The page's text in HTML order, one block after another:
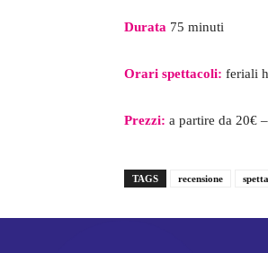
Durata 75 minuti
Orari spettacoli: feriali
Prezzi: a partire da 20€
TAGS recensione